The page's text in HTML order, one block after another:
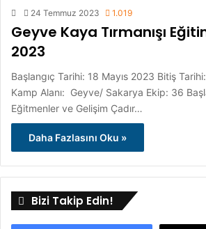
24 Temmuz 2023 1.019
Geyve Kaya Tırmanışı
2023
Başlangıç Tarihi: 18 Mayıs 2023 Bitiş
Kamp Alanı: Geyve/ Sakarya Ekip: 36
Eğitmenler ve Gelişim Çadır…
Daha Fazlasını Oku »
Bizi Takip Edin!